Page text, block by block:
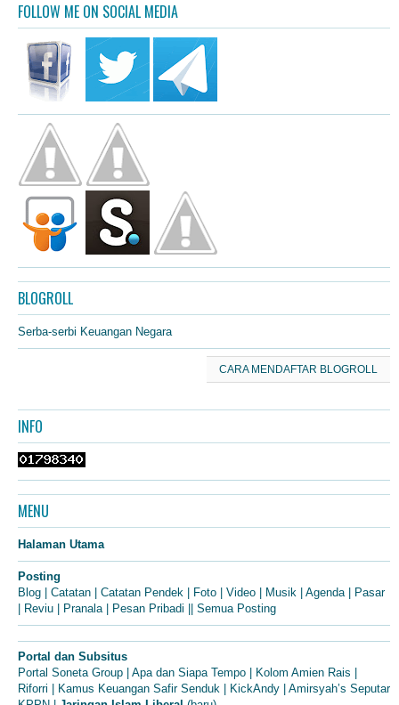
FOLLOW ME ON SOCIAL MEDIA
BLOGROLL
Serba-serbi Keuangan Negara
CARA MENDAFTAR BLOGROLL
INFO
MENU
Halaman Utama
Posting
Blog
Catatan Catatan Pendek Foto Video Musik Agenda|
Pasar
Reviu Pranala| Pesan Pribadi Semua Posting
Portal dan Subsitus
Portal Soneta Group
Apa dan Siapa Tempo Kolom Amien Rais
Riforri
Kamus Keuangan Safir Senduk KickAndy
Amirsyah’s Seputar